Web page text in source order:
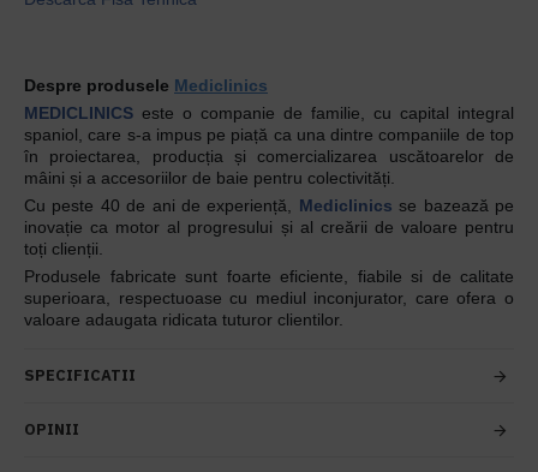
Despre produsele Mediclinics
MEDICLINICS este o companie de familie, cu capital integral
spaniol, care s-a impus pe piață ca una dintre companiile de top
în proiectarea, producția și comercializarea uscătoarelor de
mâini și a accesoriilor de baie pentru colectivități.
Cu peste 40 de ani de experiență, Mediclinics se bazează pe
inovație ca motor al progresului și al creării de valoare pentru
toți clienții.
Produsele fabricate sunt foarte eficiente, fiabile si de calitate
superioara, respectuoase cu mediul inconjurator, care ofera o
valoare adaugata ridicata tuturor clientilor.
SPECIFICATII
OPINII